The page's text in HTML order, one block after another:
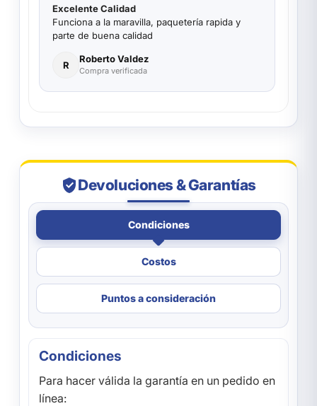
Excelente Calidad
Funciona a la maravilla, paquetería rapida y
parte de buena calidad
R
Roberto Valdez
Compra verificada
Devoluciones & Garantías
Condiciones
Costos
Puntos a consideración
Condiciones
Para hacer válida la garantía en un pedido en
línea: